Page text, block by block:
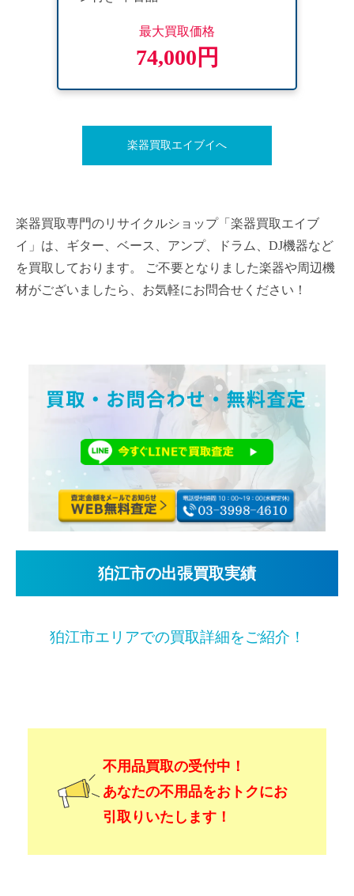
最大買取価格
74,000円
楽器買取エイブイへ
楽器買取専門のリサイクルショップ「楽器買取エイブ
イ」は、ギター、ベース、アンプ、ドラム、DJ機器など
を買取しております。 ご不要となりました楽器や周辺機
材がございましたら、お気軽にお問合せください！
狛江市の出張買取実績
狛江市エリアでの買取詳細をご紹介！
不用品買取の受付中！
あなたの不用品をおトクにお
引取りいたします！